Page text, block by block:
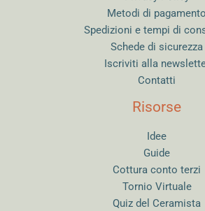
Metodi di pagamento
Spedizioni e tempi di
Schede di sicurezza
Iscriviti alla
Contatti
Risorse
Idee
Guide
Cottura conto terzi
Tornio Virtuale
Quiz del Ceramista